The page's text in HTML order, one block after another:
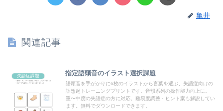
亀井
関連記事
失語症課題 指定語頭音のイラスト選択課題
語頭音を手がかりに6枚のイラストから言葉を選ぶ、失語症向けの
語想起トレーニングプリントです。音韻系列の操作能力向上に。
重〜中度の失語症の方に対応。難易度調整・ヒント案も解説してい
ます。無料でダウンロードできます。